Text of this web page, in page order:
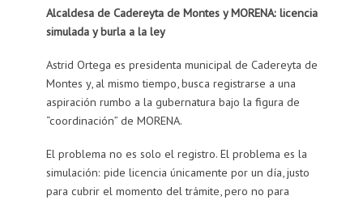
Alcaldesa de Cadereyta de Montes y MORENA: licencia
simulada y burla a la ley
Astrid Ortega es presidenta municipal de Cadereyta de
Montes y, al mismo tiempo, busca registrarse a una
aspiración rumbo a la gubernatura bajo la figura de
“coordinación” de MORENA.
El problema no es solo el registro. El problema es la
simulación: pide licencia únicamente por un día, justo
para cubrir el momento del trámite, pero no para